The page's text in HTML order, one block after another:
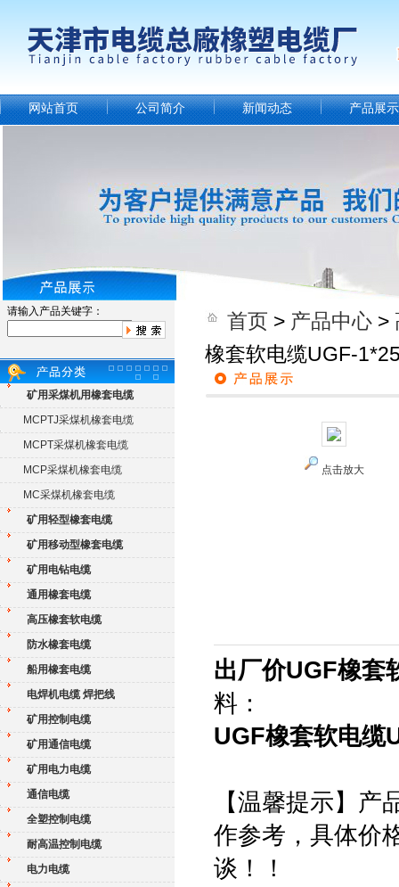
网站首页 公司简介 新闻动态 产品展示
请输入产品关键字：
矿用采煤机用橡套电缆
MCPTJ采煤机橡套电缆
MCPT采煤机橡套电缆
MCP采煤机橡套电缆
MC采煤机橡套电缆
矿用轻型橡套电缆
矿用移动型橡套电缆
矿用电钻电缆
通用橡套电缆
高压橡套软电缆
防水橡套电缆
船用橡套电缆
电焊机电缆 焊把线
矿用控制电缆
矿用通信电缆
矿用电力电缆
通信电缆
全塑控制电缆
耐高温控制电缆
电力电缆
首页 > 产品中心 >
橡套软电缆UGF-
点击放大
出厂价UGF橡套
料：
UGF橡套软电缆
【温馨提示】
作参考，具体价
谈！！